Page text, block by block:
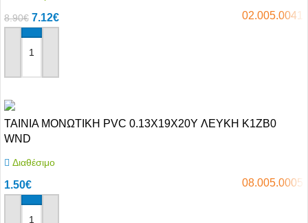
8.90€ 7.12€ 02.005.0041
ΤΑΙΝΙΑ ΜΟΝΩΤΙΚΗ PVC 0.13X19X20Y ΛΕΥΚΗ K1ZB0
WND
Διαθέσιμο
1.50€ 08.005.0005